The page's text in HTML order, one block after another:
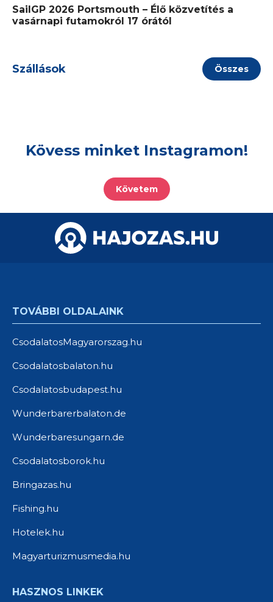
SailGP 2026 Portsmouth – Élő közvetítés a
vasárnapi futamokról 17 órától
Szállások Összes
Kövess minket Instagramon!
Követem
TOVÁBBI OLDALAINK
CsodalatosMagyarorszag.hu
Csodalatosbalaton.hu
Csodalatosbudapest.hu
Wunderbarerbalaton.de
Wunderbaresungarn.de
Csodalatosborok.hu
Bringazas.hu
Fishing.hu
Hotelek.hu
Magyarturizmusmedia.hu
HASZNOS LINKEK